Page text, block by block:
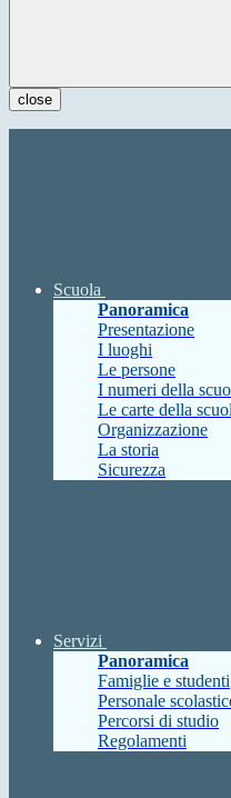
close
Scuola
Panoramica
Presentazione
I luoghi
Le persone
I numeri della
Le carte della
Organizzazione
La storia
Sicurezza
Servizi
Panoramica
Famiglie e studenti
Personale
Percorsi di studio
Regolamenti